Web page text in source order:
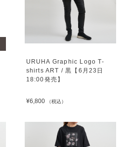
URUHA Graphic Logo T-
shirts ART / 黒【6月23日
18:00発売】
¥6,800 （税込）